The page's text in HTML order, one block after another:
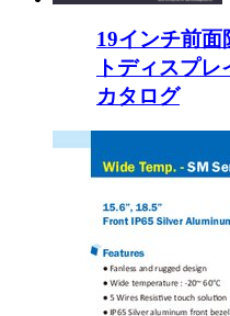
19インチ前
トディスプ
カタログ